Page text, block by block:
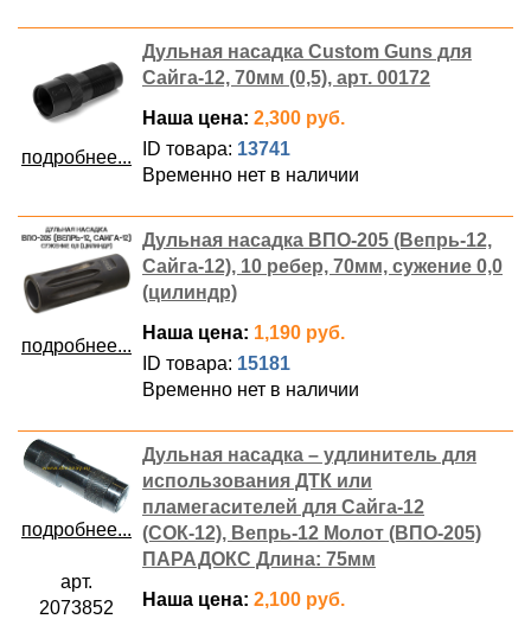
подробнее...
Дульная насадка Custom Guns для
Сайга-12, 70мм (0,5), арт. 00172
Наша цена: 2,300 руб.
ID товара: 13741
Временно нет в наличии
подробнее...
Дульная насадка ВПО-205 (Вепрь-12,
Сайга-12), 10 ребер, 70мм, сужение 0,0
(цилиндр)
Наша цена: 1,190 руб.
ID товара: 15181
Временно нет в наличии
подробнее...
арт.
2073852
Дульная насадка – удлинитель для
использования ДТК или
пламегасителей для Сайга-12
(СОК-12), Вепрь-12 Молот (ВПО-205)
ПАРАДОКС Длина: 75мм
Наша цена: 2,100 руб.